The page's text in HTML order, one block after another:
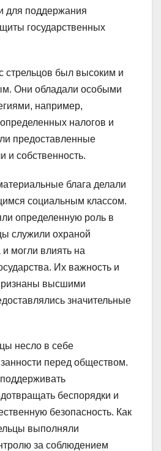
для поддержания
государственных
стрельцов был высоким и
Они обладали особыми
например,
налогов и
предоставленные
и собственность.
блага делали
социальным классом.
определенную роль в
служили охраной
и могли влиять на
Их важность и
высшими
значительные
несло в себе
перед обществом.
беспорядки и
безопасность. Как
выполняли
за соблюдением